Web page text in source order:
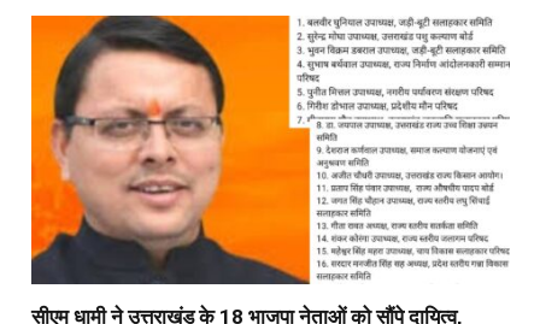
सीएम धामी ने उत्तराखंड के 18 भाजपा नेताओं को सौंपे दायित्व,